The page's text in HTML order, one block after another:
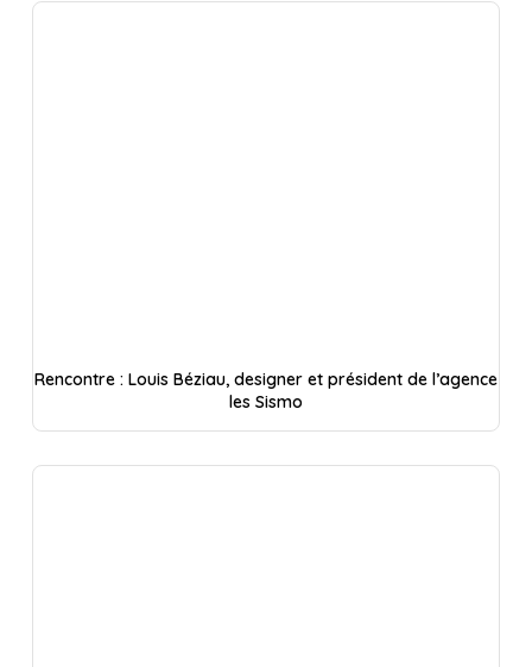
Rencontre : Louis Béziau, designer et président de l’agence
les Sismo